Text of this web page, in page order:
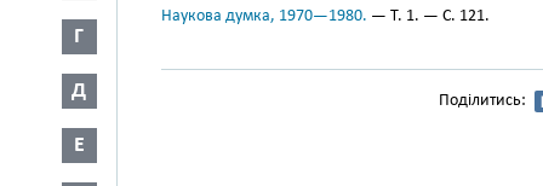
Г
Д
Е
Наукова думка, 1970—1980. — Т. 1. — С. 121.
Поділитись: